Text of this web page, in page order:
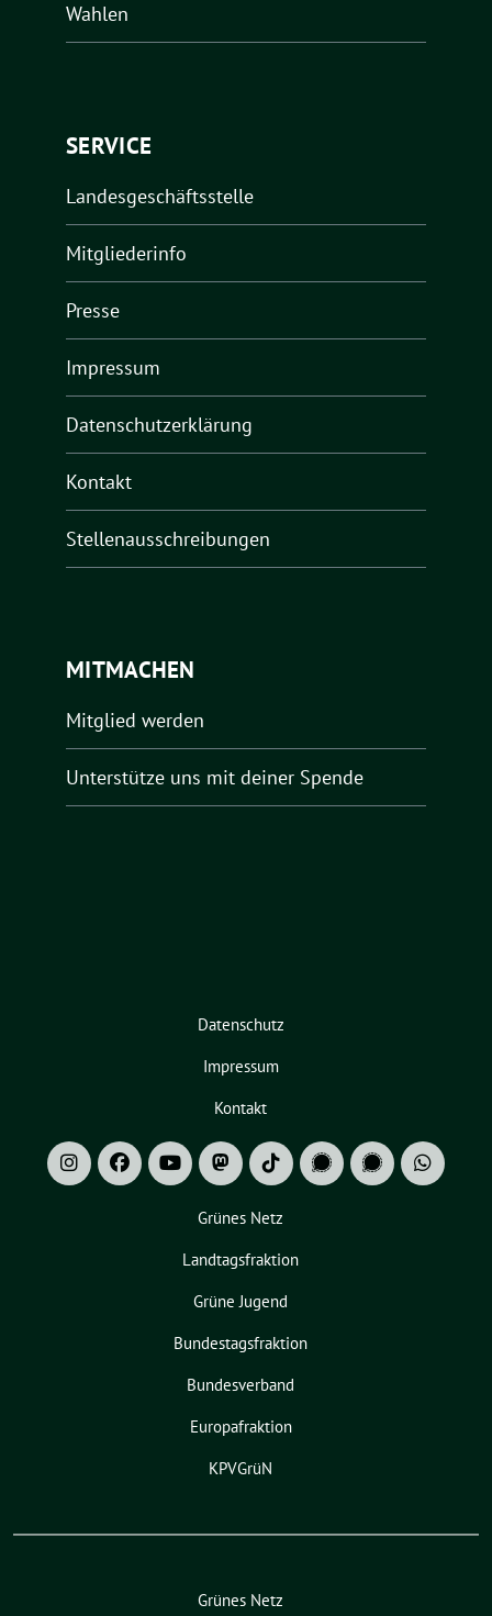
Wahlen
SERVICE
Landesgeschäftsstelle
Mitgliederinfo
Presse
Impressum
Datenschutzerklärung
Kontakt
Stellenausschreibungen
MITMACHEN
Mitglied werden
Unterstütze uns mit deiner Spende
Datenschutz
Impressum
Kontakt
Grünes Netz
Landtagsfraktion
Grüne Jugend
Bundestagsfraktion
Bundesverband
Europafraktion
KPVGrüN
Grünes Netz